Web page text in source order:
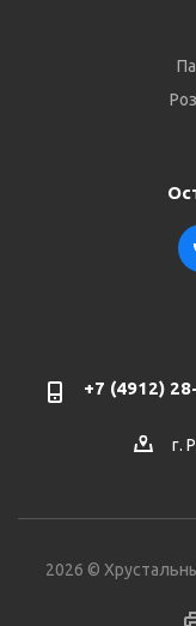
+7 (4912)
г.
2026 ©